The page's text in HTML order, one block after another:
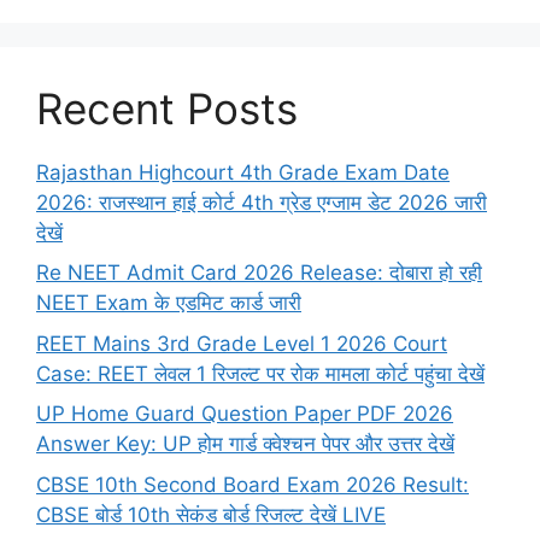
Recent Posts
Rajasthan Highcourt 4th Grade Exam Date
2026: राजस्थान हाई कोर्ट 4th ग्रेड एग्जाम डेट 2026 जारी
देखें
Re NEET Admit Card 2026 Release: दोबारा हो रही
NEET Exam के एडमिट कार्ड जारी
REET Mains 3rd Grade Level 1 2026 Court
Case: REET लेवल 1 रिजल्ट पर रोक मामला कोर्ट पहुंचा देखें
UP Home Guard Question Paper PDF 2026
Answer Key: UP होम गार्ड क्वेश्चन पेपर और उत्तर देखें
CBSE 10th Second Board Exam 2026 Result:
CBSE बोर्ड 10th सेकंड बोर्ड रिजल्ट देखें LIVE